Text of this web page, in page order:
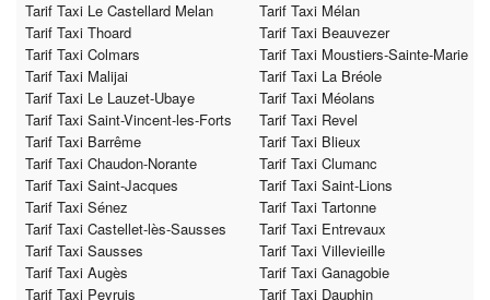
Tarif Taxi Le Castellard Melan
Tarif Taxi Mélan
Tarif Taxi Thoard
Tarif Taxi Beauvezer
Tarif Taxi Colmars
Tarif Taxi Moustiers-Sainte-Marie
Tarif Taxi Malijai
Tarif Taxi La Bréole
Tarif Taxi Le Lauzet-Ubaye
Tarif Taxi Méolans
Tarif Taxi Saint-Vincent-les-Forts
Tarif Taxi Revel
Tarif Taxi Barrême
Tarif Taxi Blieux
Tarif Taxi Chaudon-Norante
Tarif Taxi Clumanc
Tarif Taxi Saint-Jacques
Tarif Taxi Saint-Lions
Tarif Taxi Sénez
Tarif Taxi Tartonne
Tarif Taxi Castellet-lès-Sausses
Tarif Taxi Entrevaux
Tarif Taxi Sausses
Tarif Taxi Villevieille
Tarif Taxi Augès
Tarif Taxi Ganagobie
Tarif Taxi Peyruis
Tarif Taxi Dauphin